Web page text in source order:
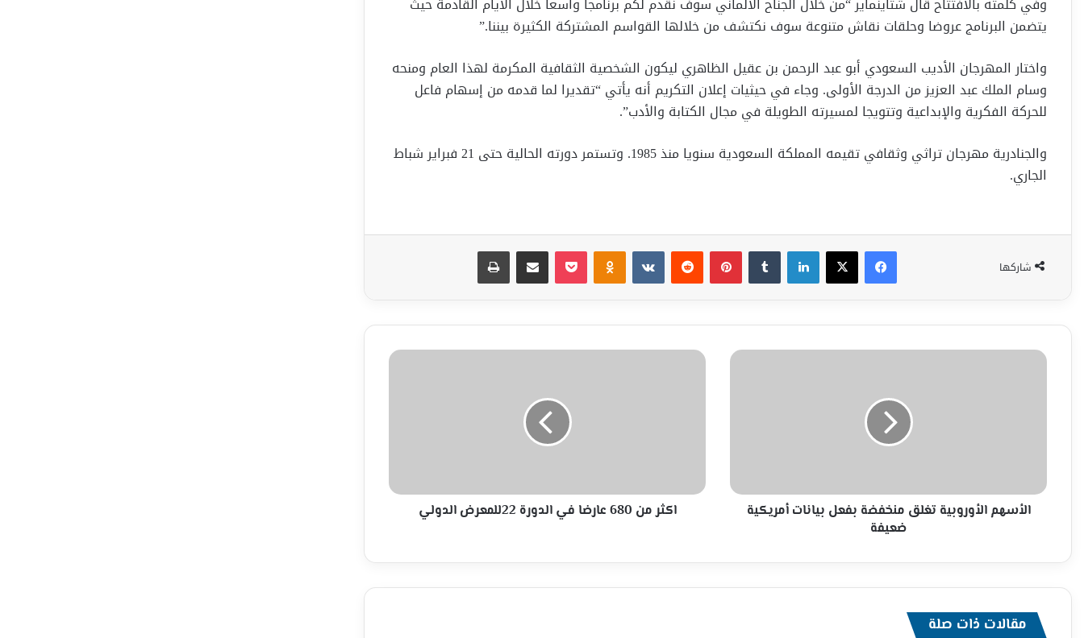
يتضمن البرنامج عروضا وحلقات نقاش متنوعة سوف نكتشف من خلالها القواسم المشتركة الكثيرة بيننا.”
واختار المهرجان الأديب السعودي أبو عبد الرحمن بن عقيل الظاهري ليكون الشخصية الثقافية المكرمة لهذا العام ومنحه
وسام الملك عبد العزيز من الدرجة الأولى. وجاء في حيثيات إعلان التكريم أنه يأتي “تقديرا لما قدمه من إسهام فاعل
للحركة الفكرية والإبداعية وتتويجا لمسيرته الطويلة في مجال الكتابة والأدب”.
والجنادرية مهرجان تراثي وثقافي تقيمه المملكة السعودية سنويا منذ 1985. وتستمر دورته الحالية حتى 21 فبراير شباط
الجاري.
شاركها
فيسبوك‫X لينكدإن بينتيريست Odnoklassniki
‫Pocket مشاركة عبر البريد طباعة
الأسهم
الأسهم الأوروبية تغلق منخفضة بفعل بيانات أمريكية
ضعيفة
اكثر
اكثر من 680 عارضا في الدورة 22للمعرض الدولي
مقالات ذات صلة